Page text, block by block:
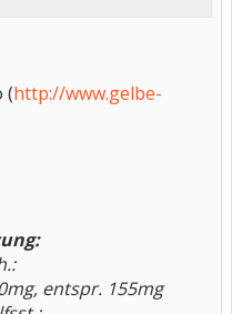
(http://www.gelbe-
entspr. 155mg